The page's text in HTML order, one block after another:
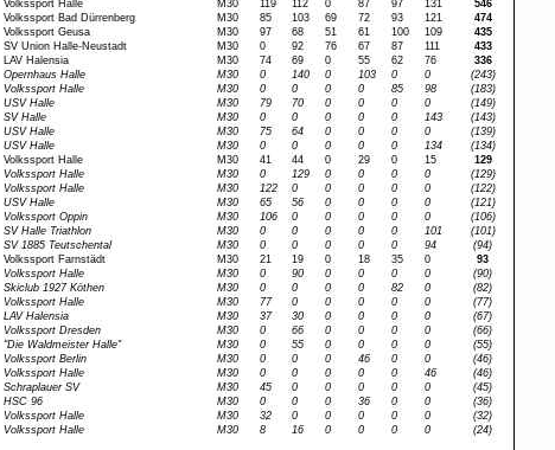
Volkssport Halle M30 119 112 0 87 97 131
546
Volkssport Bad Dürrenberg M30 85 103 69 72 93 121
474
Volkssport Geusa M30 97 68 51 61 100 109
435
SV Union Halle-Neustadt M30 0 92 76 67 87 111
433
LAV Halensia M30 74 69 0 55 62 76
336
Opernhaus Halle M30 0 140 0 103 0 0
(243)
Volkssport Halle M30 0 0 0 0 85 98
(183)
USV Halle M30 79 70 0 0 0 0
(149)
SV Halle M30 0 0 0 0 0 143
(143)
USV Halle M30 75 64 0 0 0 0
(139)
USV Halle M30 0 0 0 0 0 134
(134)
Volkssport Halle M30 41 44 0 29 0 15
129
Volkssport Halle M30 0 129 0 0 0 0
(129)
Volkssport Halle M30 122 0 0 0 0 0
(122)
USV Halle M30 65 56 0 0 0 0
(121)
Volkssport Oppin M30 106 0 0 0 0 0
(106)
SV Halle Triathlon M30 0 0 0 0 0 101
(101)
SV 1885 Teutschental M30 0 0 0 0 0 94
(94)
Volkssport Farnstädt M30 21 19 0 18 35 0
93
Volkssport Halle M30 0 90 0 0 0 0
(90)
Skiclub 1927 Köthen M30 0 0 0 0 82 0
(82)
Volkssport Halle M30 77 0 0 0 0 0
(77)
LAV Halensia M30 37 30 0 0 0 0
(67)
Volkssport Dresden M30 0 66 0 0 0 0
(66)
"Die Waldmeister Halle" M30 0 55 0 0 0 0
(55)
Volkssport Berlin M30 0 0 0 46 0 0
(46)
Volkssport Halle M30 0 0 0 0 0 46
(46)
Schraplauer SV M30 45 0 0 0 0 0
(45)
HSC 96 M30 0 0 0 36 0 0
(36)
Volkssport Halle M30 32 0 0 0 0 0
(32)
Volkssport Halle M30 8 16 0 0 0 0 (24)